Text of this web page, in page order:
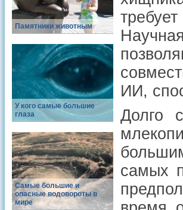
Памятники животным
У кого самые большие
глаза
Самые большие и
опасные водовороты в
мире
ИИ,
Долго
самых